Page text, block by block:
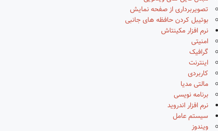
تصویربرداری از صفحه نمایش
بوتیبل کردن حافظه های جانبی
نرم افزار مکینتاش
امنیتی
گرافیک
اینترنت
کاربردی
مالتی مدیا
برنامه نویسی
نرم افزار اندروید
سیستم عامل
ویندوز